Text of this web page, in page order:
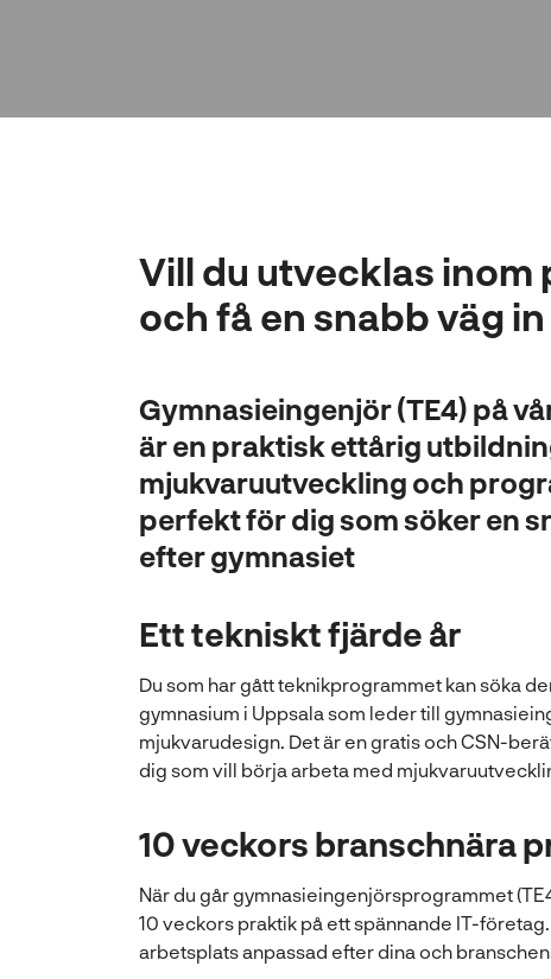
Vill du utvecklas
och få en snabb väg
Gymnasieingenjör (TE4) på
är en praktisk ettårig
mjukvaruutveckling och
perfekt för dig som söker en
efter gymnasiet
Ett tekniskt fjärde år
Du som har gått teknikprogrammet kan söka
gymnasium i Uppsala som leder till
mjukvarudesign. Det är en gratis och CSN-
dig som vill börja arbeta med
10 veckors branschnära
När du går gymnasieingenjörsprogrammet
10 veckors praktik på ett spännande IT-
arbetsplats anpassad efter dina och